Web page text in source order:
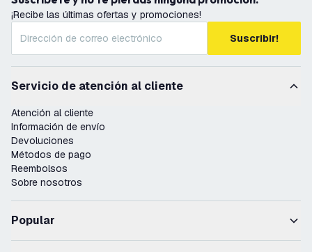
¡Recibe las últimas ofertas y promociones!
Suscribir!
Servicio de atención al cliente
Atención al cliente
Información de envío
Devoluciones
Métodos de pago
Reembolsos
Sobre nosotros
Popular